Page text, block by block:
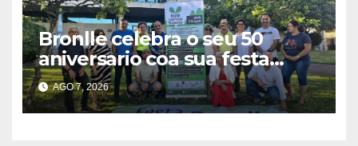
Bronlle celebra o seu 50
aniversario coa sua festa
popular o vindeiro sábado 15
de agosto
AGO 7, 2026